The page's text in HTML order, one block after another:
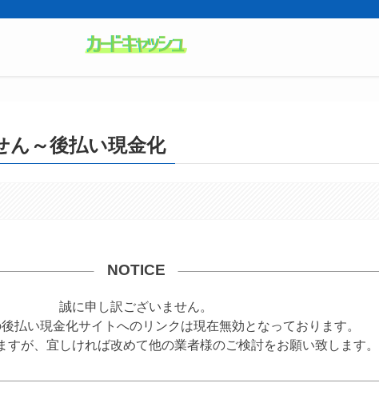
ん～後払い現金化
NOTICE
誠に申し訳ございません。
払い現金化サイトへのリンクは現在無効となっております。
すが、宜しければ改めて他の業者様のご検討をお願い致します。